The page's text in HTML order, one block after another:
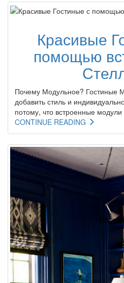
Красивые
помощью
Почему Модульное? Гостиные
добавить стиль и
потому, что встроенные
CONTINUE READING